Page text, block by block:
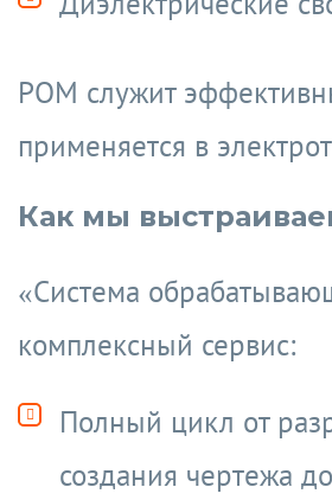
РOM служит
применяется в
Как мы
«Система
комплексный сервис:
Полный цикл от
создания чертежа